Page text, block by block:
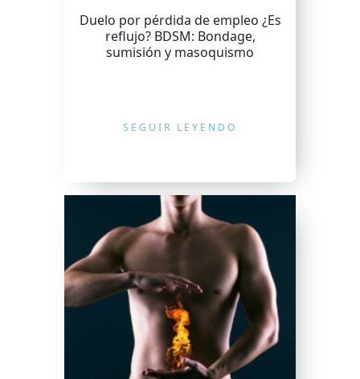
Duelo por pérdida de empleo ¿Es
reflujo? BDSM: Bondage,
sumisión y masoquismo
SEGUIR LEYENDO